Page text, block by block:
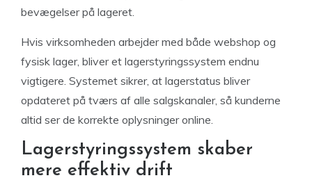
bevægelser på lageret.
Hvis virksomheden arbejder med både webshop og
fysisk lager, bliver et lagerstyringssystem endnu
vigtigere. Systemet sikrer, at lagerstatus bliver
opdateret på tværs af alle salgskanaler, så kunderne
altid ser de korrekte oplysninger online.
Lagerstyringssystem skaber
mere effektiv drift